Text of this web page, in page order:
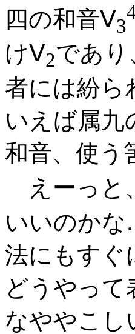
四の和音Ⅴ3
けⅤ2であ
者には紛ら
いえば属九
和音、使う
えーっと
いいのか
法にもすぐ
どうやっ
なややこし